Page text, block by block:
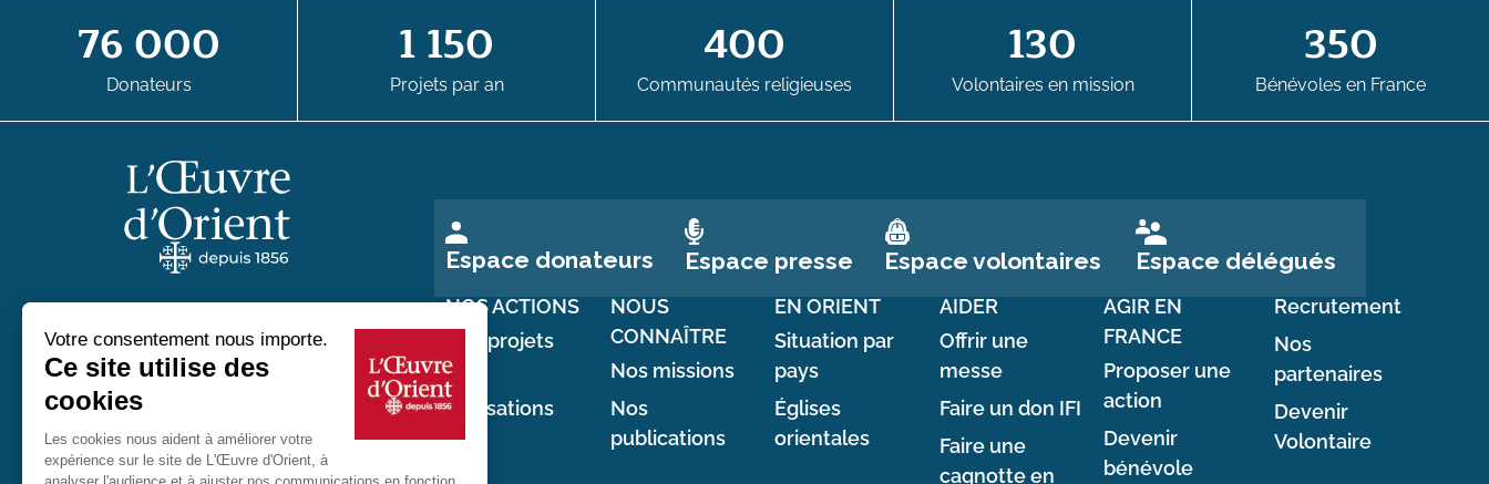
76 000
Donateurs
1 150
Projets par an
400
Communautés religieuses
130
Volontaires en mission
350
Bénévoles en France
Espace donateurs Espace presse Espace volontaires Espace délégués
NOS ACTIONS
Nos projets
Nos
réalisations
NOUS
CONNAÎTRE
Nos missions
Nos
publications
EN ORIENT
Situation par
pays
Églises
orientales
AIDER
Offrir une
messe
Faire un don IFI
Faire une
cagnotte en
AGIR EN
FRANCE
Proposer une
action
Devenir
bénévole
Recrutement
Nos
partenaires
Devenir
Volontaire
Au service des chrétiens d'Orient
01 45 48 54 46